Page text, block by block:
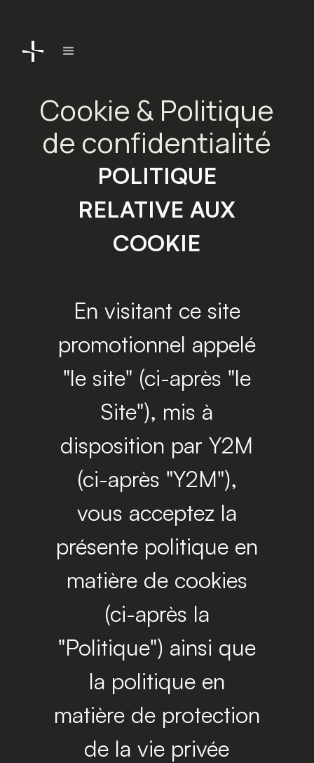
Cookie & Politique
de confidentialité
POLITIQUE
RELATIVE AUX
COOKIE
En visitant ce site
promotionnel appelé
"le site" (ci-après "le
Site"), mis à
disposition par Y2M
(ci-après "Y2M"),
vous acceptez la
présente politique en
matière de cookies
(ci-après la
"Politique") ainsi que
la politique en
matière de protection
de la vie privée